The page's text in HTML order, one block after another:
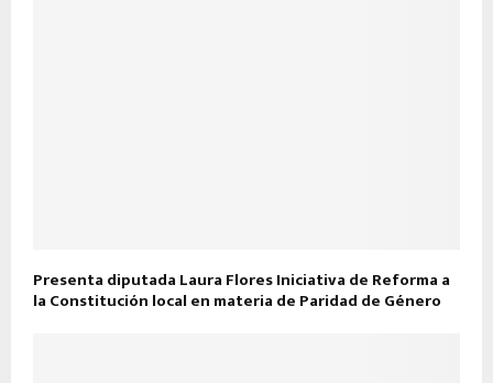
Presenta diputada Laura Flores Iniciativa de Reforma a
la Constitución local en materia de Paridad de Género